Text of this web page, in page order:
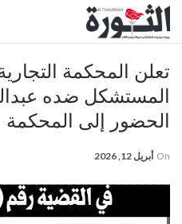
تعلن المحكمة
المستشكل ضده
الحضور إلى المحكمة
On أبريل 12, 2026